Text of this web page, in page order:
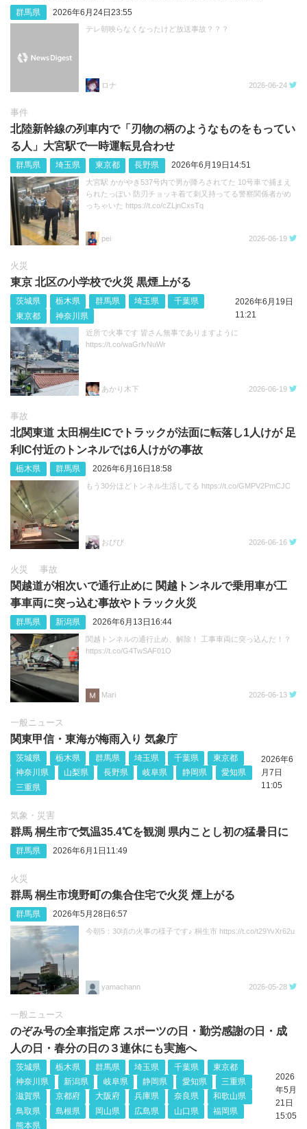
群馬県 2026年6月24日23:55
テレ朝映らなくなったけど放送事故？？？
ロナ 2026-06-24
事件
北陸新幹線の列車内で「刃物の柄のようなものをもってい
る人」大宮駅で一時運転見合わせ
群馬県 埼玉県 東京都 長野県 2026年6月19日14:51
大宮駅 かがやき537号内で男が降ろされてた 10号車で捕まえ
られたっぽい 防刃チョッキ着て刺又持ってる警察関係者がめ
っちゃいた https://t.co/cZLjnCxsTq
pei 2026-06-19
火災
東京 北区の小学校で火災 黒煙上がる
茨城県 栃木県 群馬県 埼玉県
千葉県
東京都
神奈川県
2026年6月19日
11:21
近所で火事です 皆さん無事でありますように
https://t.co/waGrlvNuWr
あかり木下 2026-06-19
事故
北関東道 太田桐生ICでトラックが法面に転落し1人けが 足
利IC付近のトンネルでは6人けがの事故
栃木県 群馬県 2026年6月16日18:58
もう30分ほどトンネル生活してる https://t.co/GMPV2PmCJC
おびび 2026-06-16
火災 事故
関越道が相次いで通行止めに 関越トンネルで乗用車が工
事車両に突っ込む事故やトラック火災
群馬県 新潟県 2026年6月13日16:44
関越トンネルの通行止め、解除！ 工事車両に突っ込んだ！？
https://t.co/G4TwSAF01O
Mari 2026-06-13
一般ニュース
関東甲信・東海が梅雨入り 気象庁
茨城県 栃木県 群馬県 埼玉県 千葉県
東京都
神奈川県
山梨県 長野県 岐阜県 静岡県
愛知県
三重県
2026年6
月7日
11:05
気象・災害
群馬 桐生市で気温35.4℃を観測 県内ことし初の猛暑日に
群馬県 2026年6月1日11:49
火災
群馬 桐生市境野町の集合住宅で火災 煙上がる
群馬県 2026年5月28日6:57
今朝5：30頃の火事の様子です♪ 桐生市 https://t.co/t29YvXr62u
yamachann 2026-05-28
一般ニュース
のぞみ号の全車指定席 スポーツの日・勤労感謝の日・成
人の日・春分の日の３連休にも実施へ
茨城県 栃木県 群馬県 埼玉県 千葉県
東京都
神奈川県
新潟県 岐阜県 静岡県 愛知県
三重県
滋賀県
京都府 大阪府 兵庫県 奈良県
和歌山県
鳥取県
島根県 岡山県 広島県 山口県
福岡県
熊本県
2026
年5月
21日
15:05